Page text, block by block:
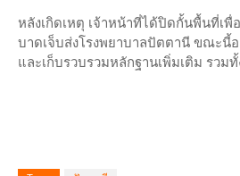
หลังเกิดเหตุ เจ้าหน้าที่ได้ปิดกั้นพื้นที่เ
บาดเจ็บส่งโรงพยาบาลปัตตานี ขณะนี้
และเก็บรวบรวมหลักฐานเพิ่มเติม รวม